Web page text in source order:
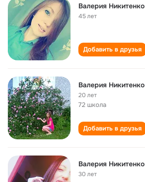
Валерия Никитенко
45 лет
Добавить в друзья
Валерия Никитенко
20 лет
72 школа
Добавить в друзья
Валерия Никитенко
30 лет